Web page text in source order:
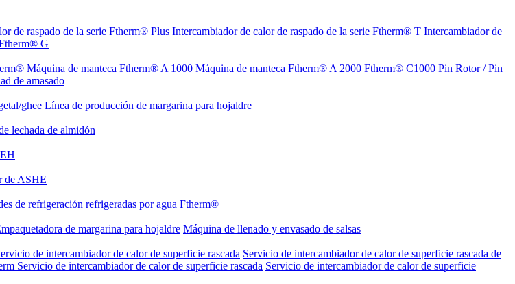
de raspado de la serie Ftherm® Plus Intercambiador de calor de raspado de la serie Ftherm® T Intercambiador de
G
Máquina de manteca Ftherm® A 1000 Máquina de manteca Ftherm® A 2000 Ftherm® C1000 Pin Rotor / Pin
de amasado
ghee Línea de producción de margarina para hojaldre
lechada de almidón
de ASHE
de refrigeración refrigeradas por agua Ftherm®
de margarina para hojaldre Máquina de llenado y envasado de salsas
de intercambiador de calor de superficie rascada Servicio de intercambiador de calor de superficie rascada de
Servicio de intercambiador de calor de superficie rascada Servicio de intercambiador de calor de superficie